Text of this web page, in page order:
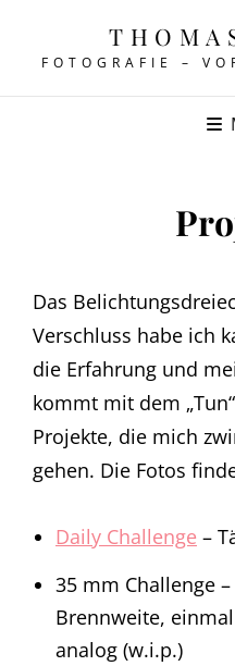
FOTOGRAFIE –
Das
Verschluss habe ich
die Erfahrung und
kommt mit dem
Projekte, die mich
gehen. Die Fotos
Daily Challenge –
35 mm Challenge
Brennweite,
analog (w.i.p.)